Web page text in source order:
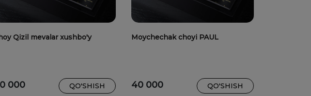
Qizil mevalar xushbo'y
000 QO'SHISH
Moychechak choyi PAUL
40 000 QO'SHISH